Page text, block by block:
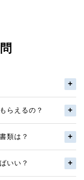
らえるの？
類は？
いい？